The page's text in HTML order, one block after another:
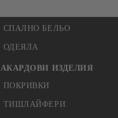
СПАЛНО БЕЛЬО
ОДЕЯЛА
ИЗДЕЛИЯ
ПОКРИВКИ
ТИШЛАЙФЕРИ